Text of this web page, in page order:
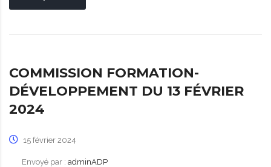
COMMISSION FORMATION-
DÉVELOPPEMENT DU 13 FÉVRIER
2024
15 février 2024
Envoyé par : adminADP